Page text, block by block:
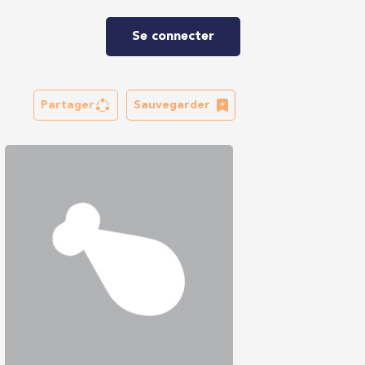
Se connecter
Partager Sauvegarder